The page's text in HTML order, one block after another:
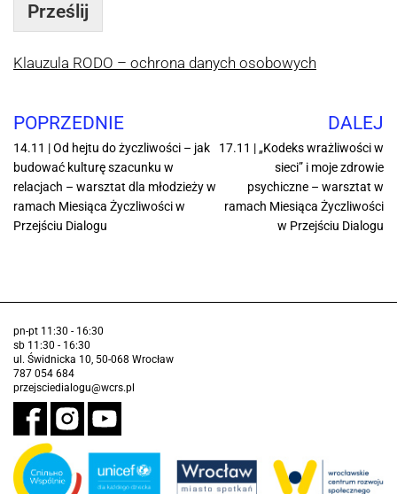
Prześlij
Klauzula RODO – ochrona danych osobowych
POPRZEDNIE
14.11 | Od hejtu do życzliwości – jak
budować kulturę szacunku w
relacjach – warsztat dla młodzieży w
ramach Miesiąca Życzliwości w
Przejściu Dialogu
DALEJ
17.11 | „Kodeks wrażliwości w
sieci” i moje zdrowie
psychiczne – warsztat w
ramach Miesiąca Życzliwości
w Przejściu Dialogu
pn-pt 11:30 - 16:30
sb 11:30 - 16:30
ul. Świdnicka 10, 50-068 Wrocław
787 054 684
przejsciedialogu@wcrs.pl